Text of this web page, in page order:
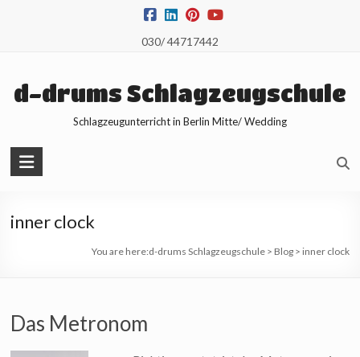
030/ 44717442
d-drums Schlagzeugschule
Schlagzeugunterricht in Berlin Mitte/ Wedding
inner clock
You are here:d-drums Schlagzeugschule> Blog> inner clock
Das Metronom